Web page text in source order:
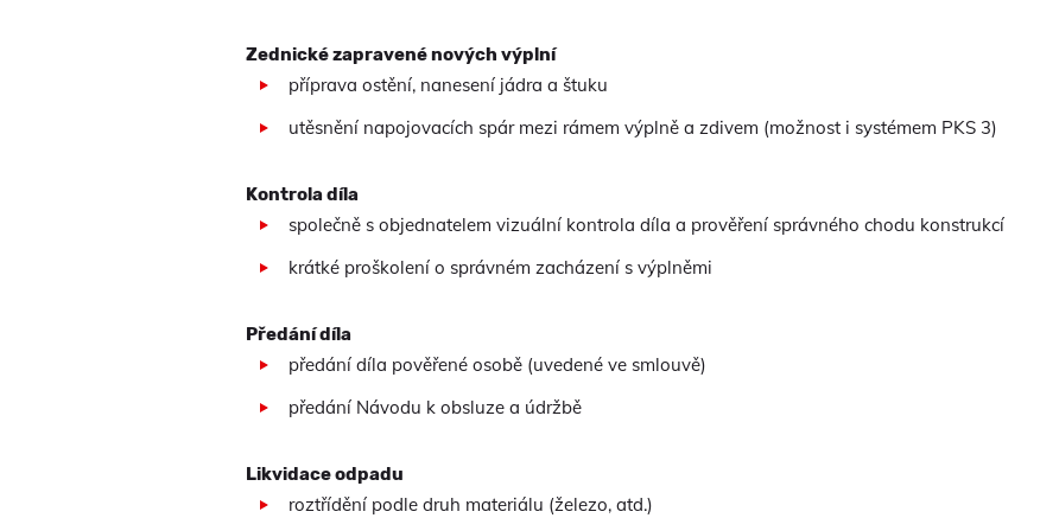
Zednické zapravené nových výplní
příprava ostění, nanesení jádra a štuku
utěsnění napojovacích spár mezi rámem výplně a zdivem (možnost i systémem PKS 3)
Kontrola díla
společně s objednatelem vizuální kontrola díla a prověření správného chodu konstrukcí
krátké proškolení o správném zacházení s výplněmi
Předání díla
předání díla pověřené osobě (uvedené ve smlouvě)
předání Návodu k obsluze a údržbě
Likvidace odpadu
roztřídění podle druh materiálu (železo, atd.)